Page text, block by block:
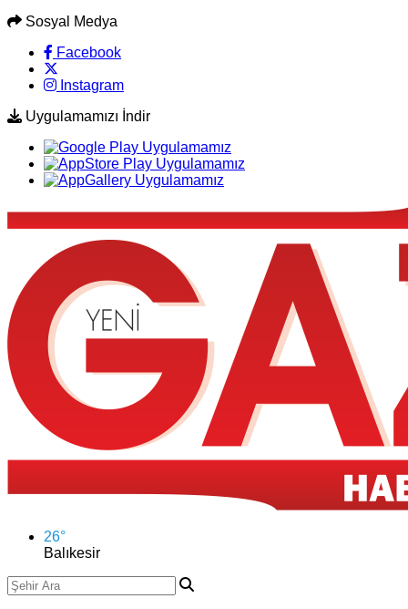
Sosyal Medya
Facebook
Instagram
Uygulamamızı İndir
26°
Balıkesir